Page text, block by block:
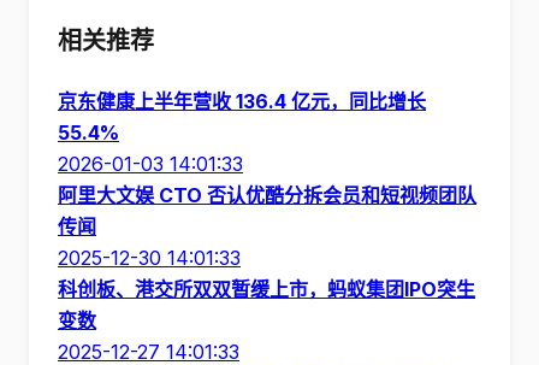
相关推荐
京东健康上半年营收 136.4 亿元，同比增长
55.4%
2026-01-03 14:01:33
阿里大文娱 CTO 否认优酷分拆会员和短视频团队
传闻
2025-12-30 14:01:33
科创板、港交所双双暂缓上市，蚂蚁集团IPO突生
变数
2025-12-27 14:01:33